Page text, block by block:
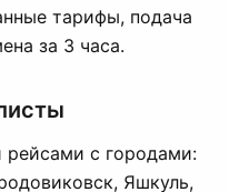
тарифы, подача
за 3 часа.
рейсами с городами:
Яшкуль,